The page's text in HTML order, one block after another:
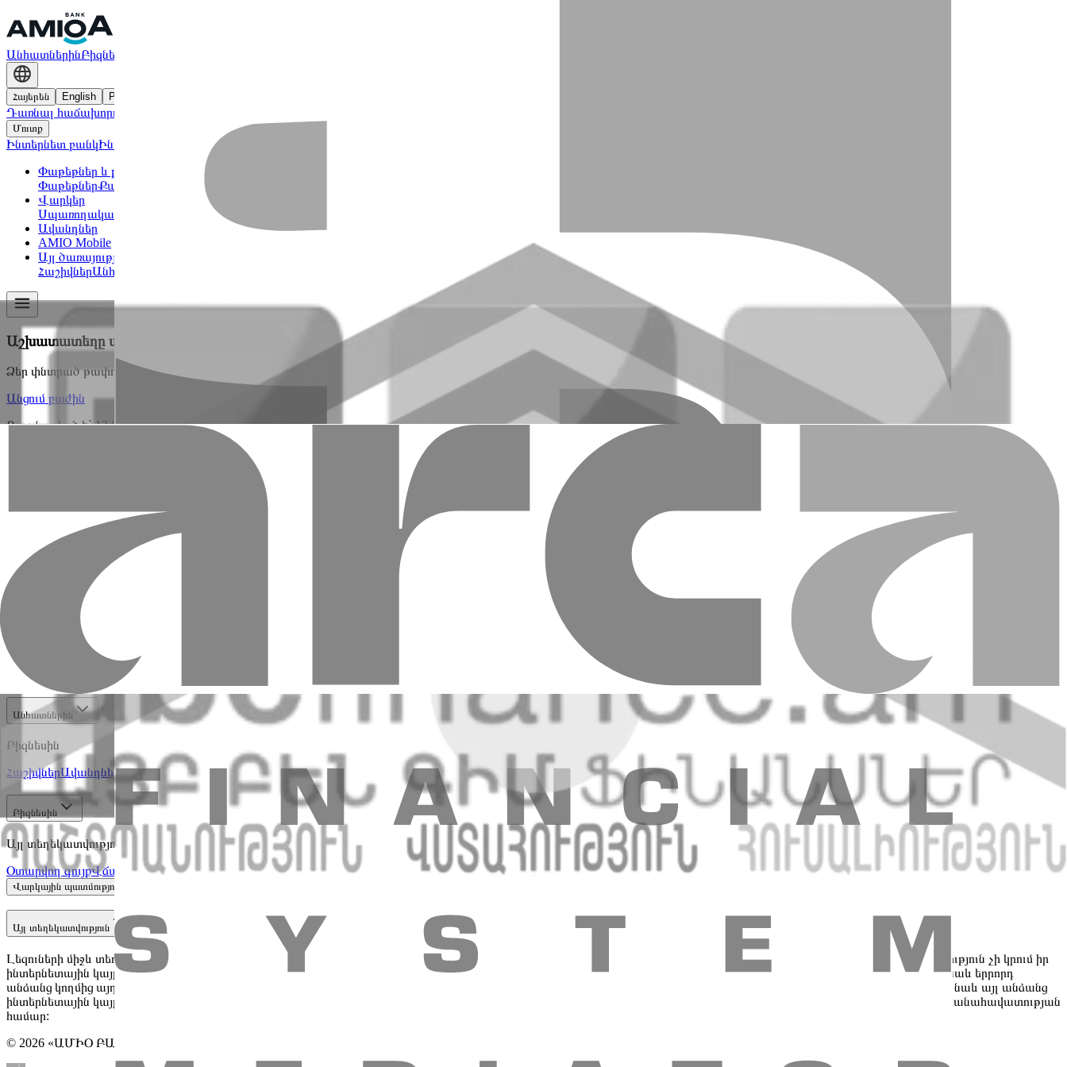
ԱնհատներինԲիզնեսին
Հայերեն English Русский
Դառնալ հաճախորդ
Մուտք
Ինտերնետ բանկԻնտերնետ բանկ բիզնես
Փաթեթներ և քարտեր
ՓաթեթներՔարտեր
Վարկեր
Սպառողական վարկեր
Հիփոթեքային վարկեր
Ավանդներ
AMIO Mobile
Այլ ծառայություններ
ՀաշիվներԱնհպում վճարումներ Անհատական պահատեղեր Թանկարժեք մետաղներ
Աշխատատեղը առկա չէ։
Ձեր փնտրած թափուր աշխատատեղը առկա չէ։ Կարող եք այցելել կայքի նմանատիպ հայտարարությունների բաժին:
Անցում բաժին
Թարմացված է` 13.02.2026 12:30
Գլխամասային գրասենյակ՝ ՀՀ, 0010, ք․Երևան, Նալբանդյան 48
info@amiobank.am
«ԱՄԻՕ ԲԱՆԿ» ՓԲԸ
Բանկի մասին
Բաժնետերեր և ղեկավարներ Հաշվետվություններ Թափուր աշխատատեղեր Կարգավորում Էական տեղեկատվություն
Բանկի կառուցվածքը
«ԱՄԻՕ ԲԱՆԿ» ՓԲԸ
Անհատներին
Փաթեթներ
Ավանդներ
Անհատներին
Բիզնեսին
ՀաշիվներԱվանդներՔարտեր Անհատական պահատեղերԱշխատավարձային նախագծեր Հեռահար սպասարկումԱյլ ծառայություններ
Բիզնեսին
Այլ տեղեկատվություն
Օտարվող գույքՎճարային տերմինալներ եւ էլ. դրամապանակներ Մասնաճյուղեր և բանկոմատներՓոխարժեքներՆորություններ Սակագներ Հաճախորդների իրավունքներ
Վարկային պատմություն և սքոր
Այլ տեղեկատվություն
Լեզուների միջև տեղեկատվության անհամապատասխանության դեպքում նախապատվությունը տրվում է հայերեն տարբերակին: «ԱՄԻՕ ԲԱՆԿ» ՓԲԸ-ն պատասխանատվություն չի կրում իր
ինտերնետային կայքում հղված այլ անձանց ինտերնետային կայքերի բովանդակության ստույգության և արժանահավատության, այնտեղ տեղադրված գովազդների, ինչպես նաև երրորդ
անձանց կողմից այդ կայքերում տեղադրված տեղեկատվության օգտագործման հնարավոր հետևանքների համար: «ԱՄԻՕ ԲԱՆԿ» ՓԲԸ-ն պատասխանատվություն չի կրում նաև այլ անձանց
ինտերնետային կայքերում հղված իր և իր կողմից մատուցվող ծառայությունների պայմանների ու սակագների մասին տեղեկատվության բովանդակության ստույգության և արժանահավատության
համար:
© 2026 «ԱՄԻՕ ԲԱՆԿ» ՓԲԸ ՀՀ Կենտրոնական բանկի թիվ 40 լիցենզիա՝ տրված 10.12.1991թ. ԱՄԻՕ ԲԱՆԿԸ ՀԱՅԲԻԶՆԵՍԲԱՆԿԻ լիիրավ իրավահաջորդն է